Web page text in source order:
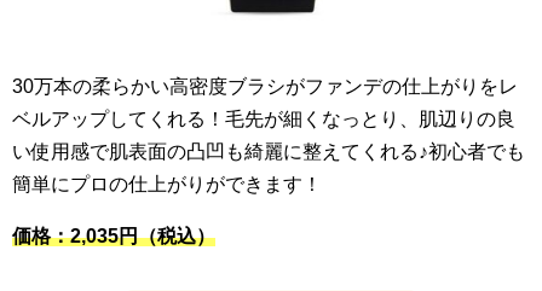
30万本の柔らかい高密度ブラシがファンデの仕上がりをレ
ベルアップしてくれる！毛先が細くなっとり、肌辺りの良
い使用感で肌表面の凸凹も綺麗に整えてくれる♪初心者でも
簡単にプロの仕上がりができます！
価格：2,035円（税込）